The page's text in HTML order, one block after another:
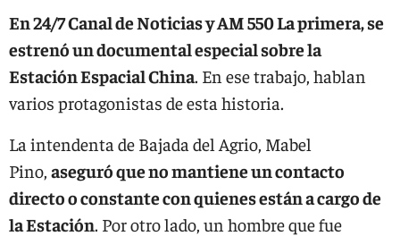
En 24/7 Canal de Noticias y AM 550 La primera, se
estrenó un documental especial sobre la
Estación Espacial China. En ese trabajo, hablan
varios protagonistas de esta historia.
La intendenta de Bajada del Agrio, Mabel
Pino, aseguró que no mantiene un contacto
directo o constante con quienes están a cargo de
la Estación. Por otro lado, un hombre que fue